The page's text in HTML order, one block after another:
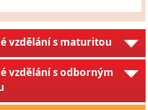
vzdělání s maturitou
vzdělání s odborným